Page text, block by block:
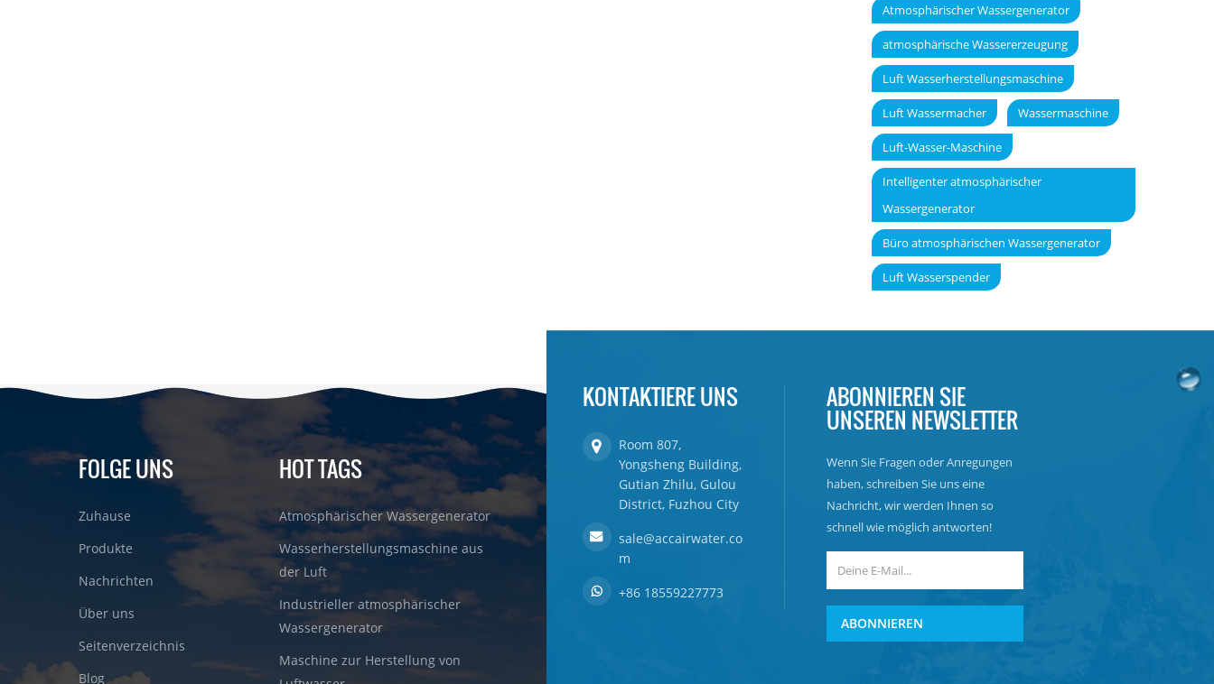
Atmosphärischer Wassergenerator
atmosphärische Wassererzeugung
Luft Wasserherstellungsmaschine
Luft Wassermacher Wassermaschine
Luft-Wasser-Maschine
Intelligenter atmosphärischer
Wassergenerator
Büro atmosphärischen Wassergenerator
Luft Wasserspender
FOLGE UNS
Zuhause
Produkte
Nachrichten
Über uns
Seitenverzeichnis
Blog
HOT TAGS
Atmosphärischer Wassergenerator
Wasserherstellungsmaschine aus
der Luft
Industrieller atmosphärischer
Wassergenerator
Maschine zur Herstellung von
KONTAKTIERE UNS
Room 807,
Yongsheng Building,
Gutian Zhilu, Gulou
District, Fuzhou City
sale@accairwater.co
m
+86 18559227773
ABONNIEREN SIE
UNSEREN NEWSLETTER
Wenn Sie Fragen oder Anregungen
haben, schreiben Sie uns eine
Nachricht, wir werden Ihnen so
schnell wie möglich antworten!
ABONNIEREN